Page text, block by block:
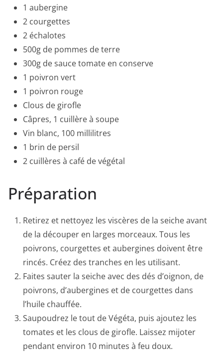
1 aubergine
2 courgettes
2 échalotes
500g de pommes de terre
300g de sauce tomate en conserve
1 poivron vert
1 poivron rouge
Clous de girofle
Câpres, 1 cuillère à soupe
Vin blanc, 100 millilitres
1 brin de persil
2 cuillères à café de végétal
Préparation
Retirez et nettoyez les viscères de la seiche avant
de la découper en larges morceaux. Tous les
poivrons, courgettes et aubergines doivent être
rincés. Créez des tranches en les utilisant.
Faites sauter la seiche avec des dés d’oignon, de
poivrons, d’aubergines et de courgettes dans
l’huile chauffée.
Saupoudrez le tout de Végéta, puis ajoutez les
tomates et les clous de girofle. Laissez mijoter
pendant environ 10 minutes à feu doux.